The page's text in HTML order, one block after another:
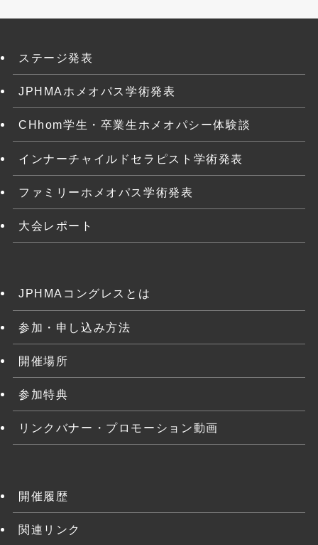
ステージ発表
JPHMAホメオパス学術発表
CHhom学生・卒業生ホメオパシー体験談
インナーチャイルドセラピスト学術発表
ファミリーホメオパス学術発表
大会レポート
JPHMAコングレスとは
参加・申し込み方法
開催場所
参加特典
リンクバナー・プロモーション動画
開催履歴
関連リンク